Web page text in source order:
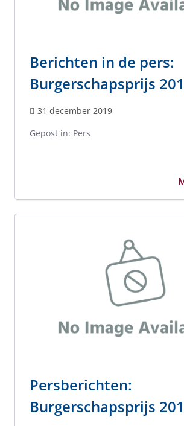
Berichten in de pers:
Burgerschapsprijs
31 december 2019
Gepost in: Pers
Persberichten:
Burgerschapsprijs